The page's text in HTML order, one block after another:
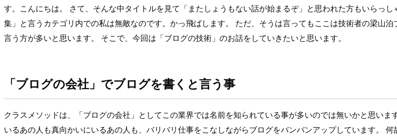
す。こんにちは。 さて、そんな中タイトルを見て「またしょうもない話が始まるぞ」と思われた方もいらっ
集」と言うカテゴリ内での私は無敵なのです。かっ飛ばします。 ただ、そうは言ってもここは技術者の梁山
言う方が多いと思います。 そこで、今回は「ブログの技術」のお話をしていきたいと思います。
「ブログの会社」でブログを書くと言う事
クラスメソッドは、「ブログの会社」としてこの業界では名前を知られている事が多いのでは無いかと思い
いるあの人も真向かいにいるあの人も、バリバリ仕事をこなしながらブログをバンバンアップしています。